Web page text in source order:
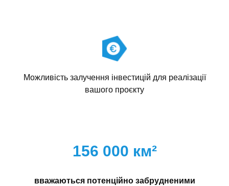
Можливість залучення інвестицій для реалізації
вашого проєкту
156 000 км²
вважаються потенційно забрудненими